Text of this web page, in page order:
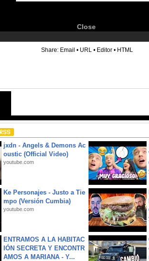
Close
Share: Email • URL • Editor • HTML
jxdn - Angels & Demons Ac
oustic (Official Video)
youtube.com
Ke Personajes - Justo a Tie
mpo (Versión Cumbia)
youtube.com
ENTRAMOS A LA HABITAC
IÓN SECRETA Y ENCONTR
AMOS A MARIANA - Y...